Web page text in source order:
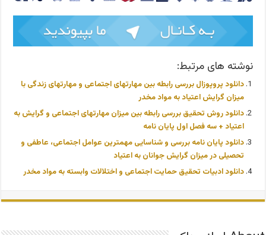
نوشته های مرتبط:
دانلود پروپوزال بررسی رابطه بین مهارتهای اجتماعی و مهارتهای زندگی با
میزان گرایش اعتیاد به مواد مخدر
دانلود روش تحقیق بررسی رابطه بین میزان مهارتهای اجتماعی و گرایش به
اعتیاد + سه فصل اول پایان نامه
دانلود پایان نامه بررسی و شناسایی مهمترین عوامل اجتماعی، عاطفی و
تحصیلی در میزان گرایش جوانان به اعتیاد
دانلود ادبیات تحقیق حمایت اجتماعی و اختلالات وابسته به مواد مخدر